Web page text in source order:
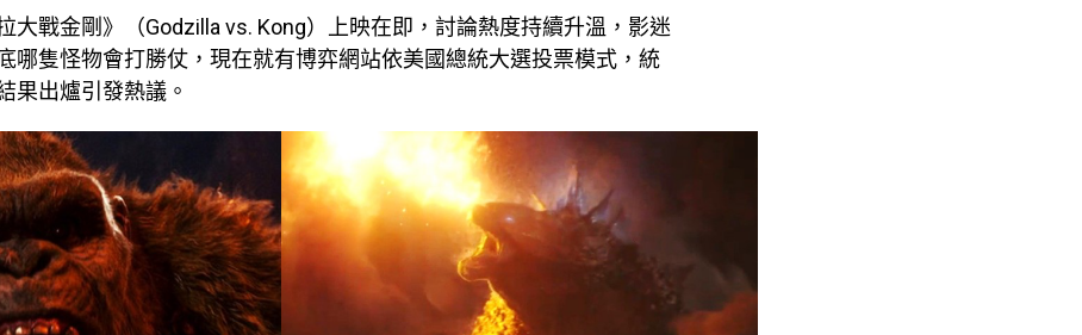
大戰金剛》（Godzilla vs. Kong）上映在即，討論熱度持續升溫，影迷
哪隻怪物會打勝仗，現在就有博弈網站依美國總統大選投票模式，統
果出爐引發熱議。